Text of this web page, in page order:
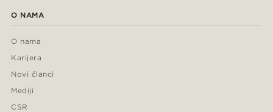
O NAMA
O nama
Karijera
Novi članci
Mediji
CSR